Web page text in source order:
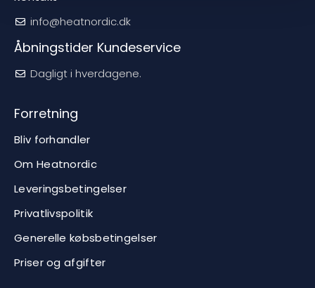
info@heatnordic.dk
Åbningstider Kundeservice
Dagligt i hverdagene.
Forretning
Bliv forhandler
Om Heatnordic
Leveringsbetingelser
Privatlivspolitik
Generelle købsbetingelser
Priser og afgifter